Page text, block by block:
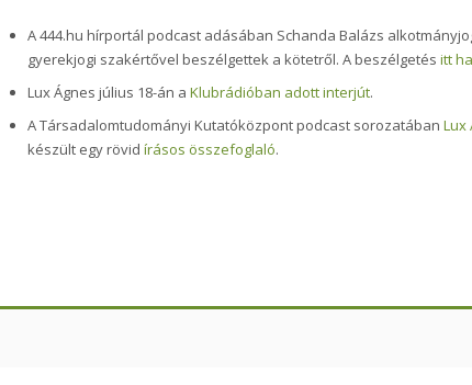
A 444.hu hírportál podcast adásában Schanda Balázs
gyerekjogi szakértővel beszélgettek a kötetről.A beszélgetésitt
Lux Ágnes július 18-án aKlubrádióban adott interjút.
A Társadalomtudományi Kutatóközpont podcast sorozatábanLux
készült egy rövidírásos összefoglaló.